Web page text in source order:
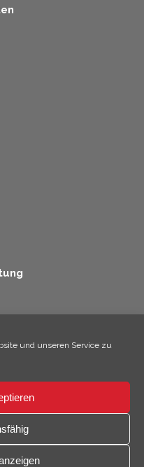
und unseren Service zu
GmbH
ich bin Climo!